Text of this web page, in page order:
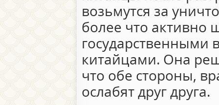
возьмутся за
более что активно
государственными
китайцами. Она
что обе стороны,
ослабят друг друга.